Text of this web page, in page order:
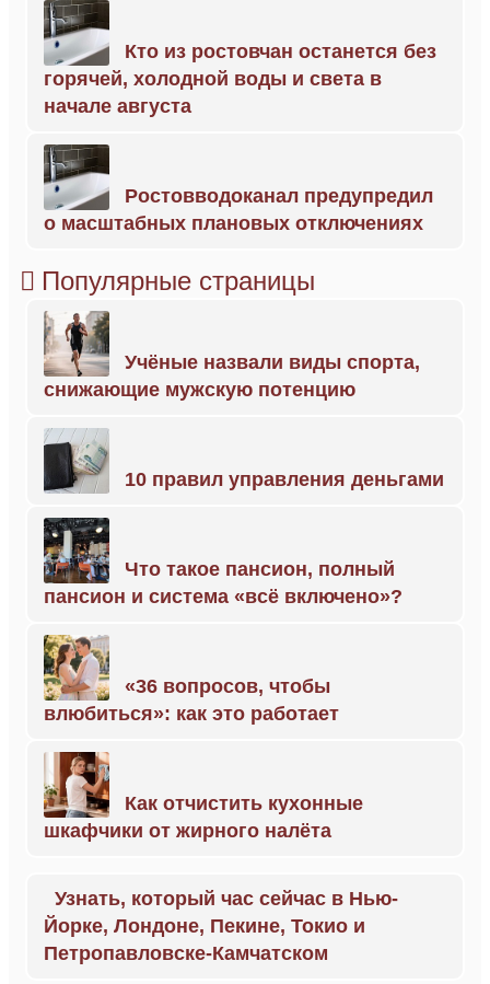
Кто из ростовчан останется без
горячей, холодной воды и света в
начале августа
Ростовводоканал предупредил
о масштабных плановых отключениях
Популярные страницы
Учёные назвали виды спорта,
снижающие мужскую потенцию
10 правил управления деньгами
Что такое пансион, полный
пансион и система «всё включено»?
«36 вопросов, чтобы
влюбиться»: как это работает
Как отчистить кухонные
шкафчики от жирного налёта
Узнать, который час сейчас в Нью-
Йорке, Лондоне, Пекине, Токио и
Петропавловске-Камчатском